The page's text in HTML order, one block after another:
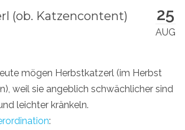
25
AUG
(ob. Katzencontent)
mögen Herbstkatzerl (im Herbst
weil sie angeblich schwächlicher sind
leichter kränkeln.
: